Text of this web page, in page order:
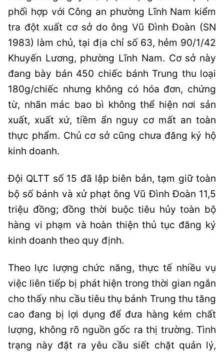
phối hợp với Công an phường Lĩnh Nam kiểm
tra đột xuất cơ sở do ông Vũ Đình Đoàn (SN
1983) làm chủ, tại địa chỉ số 63, hẻm 90/1/42
Khuyến Lương, phường Lĩnh Nam. Cơ sở này
đang bày bán 450 chiếc bánh Trung thu loại
180g/chiếc nhưng không có hóa đơn, chứng
từ, nhãn mác bao bì không thể hiện nơi sản
xuất, xuất xứ, tiềm ẩn nguy cơ mất an toàn
thực phẩm. Chủ cơ sở cũng chưa đăng ký hộ
kinh doanh.
Đội QLTT số 15 đã lập biên bản, tạm giữ toàn
bộ số bánh và xử phạt ông Vũ Đình Đoàn 11,5
triệu đồng; đồng thời buộc tiêu hủy toàn bộ
hàng vi phạm và hoàn thiện thủ tục đăng ký
kinh doanh theo quy định.
Theo lực lượng chức năng, thực tế nhiều vụ
việc liên tiếp bị phát hiện trong thời gian ngắn
cho thấy nhu cầu tiêu thụ bánh Trung thu tăng
cao đang bị lợi dụng để đưa hàng kém chất
lượng, không rõ nguồn gốc ra thị trường. Tình
trạng này đặt ra yêu cầu siết chặt quản lý,